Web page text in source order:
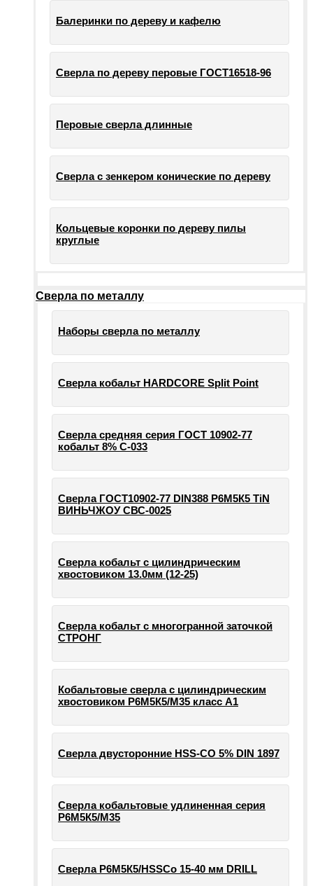
Балеринки по дереву и кафелю
Сверла по дереву перовые ГОСТ16518-96
Перовые сверла длинные
Сверла с зенкером конические по дереву
Кольцевые коронки по дереву пилы
круглые
Сверла по металлу
Наборы сверла по металлу
Сверла кобальт HARDCORE Split Point
Сверла средняя серия ГОСТ 10902-77
кобальт 8% С-033
Сверла ГОСТ10902-77 DIN388 Р6М5К5 TiN
ВИНЬЧЖОУ СВС-0025
Сверла кобальт с цилиндрическим
хвостовиком 13.0мм (12-25)
Сверла кобальт с многогранной заточкой
СТРОНГ
Кобальтовые сверла с цилиндрическим
хвостовиком Р6М5К5/М35 класс А1
Сверла двусторонние HSS-CO 5% DIN 1897
Сверла кобальтовые удлиненная серия
Р6М5К5/М35
Сверла Р6М5К5/HSSCo 15-40 мм DRILL